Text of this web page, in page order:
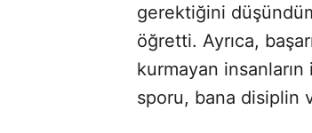
gerektiğini
öğretti. Ayrıca,
kurmayan insanların
sporu, bana disiplin